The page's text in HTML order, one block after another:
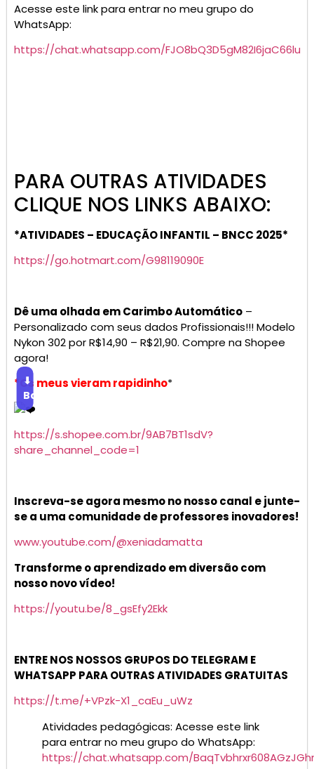
Acesse este link para entrar no meu grupo do
WhatsApp:
https://chat.whatsapp.com/FJO8bQ3D5gM82I6jaC66lu
PARA OUTRAS ATIVIDADES
CLIQUE NOS LINKS ABAIXO:
*ATIVIDADES – EDUCAÇÃO INFANTIL – BNCC 2025*
https://go.hotmart.com/G98119090E
Dê uma olhada em Carimbo Automático –
Personalizado com seus dados Profissionais!!! Modelo
Nykon 302 por R$14,90 – R$21,90. Compre na Shopee
agora!
*Os meus vieram rapidinho*
⬇
Baixar
https://s.shopee.com.br/9AB7BT1sdV?
share_channel_code=1
Inscreva-se agora mesmo no nosso canal e junte-
se a uma comunidade de professores inovadores!
www.youtube.com/@xeniadamatta
Transforme o aprendizado em diversão com
nosso novo vídeo!
https://youtu.be/8_gsEfy2Ekk
ENTRE NOS NOSSOS GRUPOS DO TELEGRAM E
WHATSAPP PARA OUTRAS ATIVIDADES GRATUITAS
https://t.me/+VPzk-X1_caEu_uWz
Atividades pedagógicas: Acesse este link
para entrar no meu grupo do WhatsApp:
https://chat.whatsapp.com/